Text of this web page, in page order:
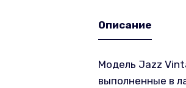
Описание
Модель Jazz
выполненные в